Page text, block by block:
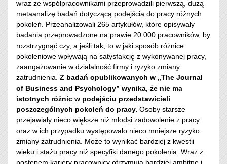
wraz ze współpracownikami przeprowadzili pierwszą, dużą
metaanalizę badań dotyczącą podejścia do pracy różnych
pokoleń. Przeanalizowali 265 artykułów, które opisywały
badania przeprowadzone na prawie 20 000 pracowników, by
rozstrzygnąć czy, a jeśli tak, to w jaki sposób różnice
pokoleniowe wpływają na satysfakcję z wykonywanej pracy,
zaangażowanie w działalność firmy i ryzyko zmiany
zatrudnienia. Z badań opublikowanych w „The Journal
of Business and Psychology” wynika, że nie ma
istotnych różnic w podejściu przedstawicieli
poszczególnych pokoleń do pracy. Osoby starsze
przejawiały nieco większe niż młodsi zadowolenie z pracy
oraz w ich przypadku występowało nieco mniejsze ryzyko
zmiany zatrudnienia. Może to wynikać bardziej z kwestii
wieku i stażu pracy niż specyfiki danego pokolenia. Wraz z